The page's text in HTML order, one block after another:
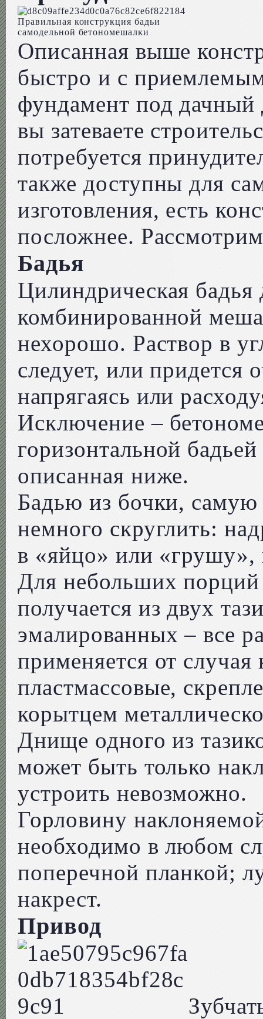
Правильная конструкция бадьи
самодельной бетономешалки
Описанная выше
быстро и с
фундамент под
вы затеваете
потребуется
также доступны для
изготовления, есть
посложнее.
Бадья
Цилиндрическая
комбинированной
нехорошо. Раствор в
следует, или придется
напрягаясь или
Исключение –
горизонтальной
описанная ниже.
Бадью из бочки, самую
немного скруглить:
в «яйцо» или «грушу»,
Для небольших порций
получается из двух
эмалированных – все
применяется от
пластмассовые,
корытцем
Днище одного из
может быть только
устроить невозможно.
Горловину
необходимо в любом
поперечной планкой;
накрест.
Привод